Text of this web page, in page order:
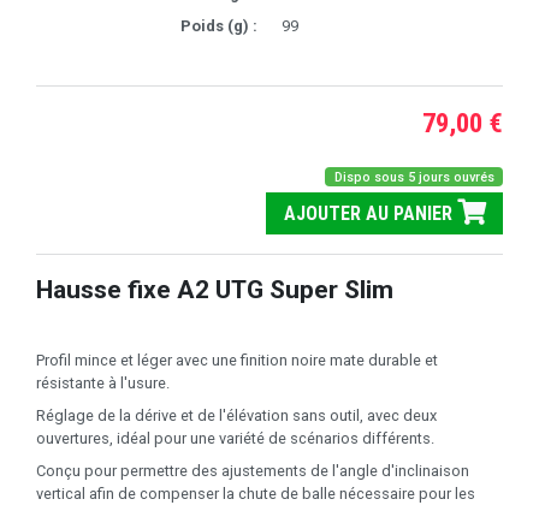
Poids (g) :
99
79,00 €
Dispo sous 5 jours ouvrés
AJOUTER AU PANIER
Hausse fixe A2 UTG Super Slim
Profil mince et léger avec une finition noire mate durable et
résistante à l'usure.
Réglage de la dérive et de l'élévation sans outil, avec deux
ouvertures, idéal pour une variété de scénarios différents.
Conçu pour permettre des ajustements de l'angle d'inclinaison
vertical afin de compenser la chute de balle nécessaire pour les